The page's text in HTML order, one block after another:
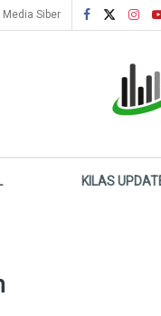
Media Siber
KILAS